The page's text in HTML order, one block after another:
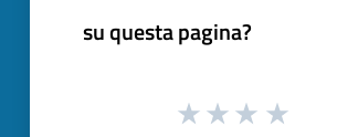
su questa pagina?